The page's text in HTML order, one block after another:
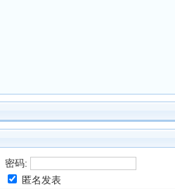
密码:
匿名发表